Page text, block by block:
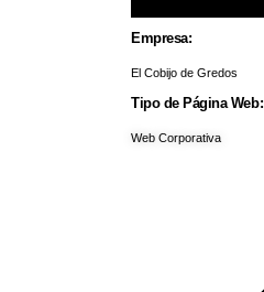
Empresa:
El Cobijo de Gredos
Tipo de Página Web:
Web Corporativa